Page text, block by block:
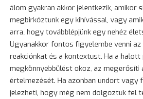
álom gyakran akkor jelentkezik, amikor
megbirkóztunk egy kihívással, vagy
arra, hogy továbblépjünk egy nehéz
Ugyanakkor fontos figyelembe venni az
reakciónkat és a kontextust. Ha a halott
megkönnyebbülést okoz, az megerősíti
értelmezését. Ha azonban undort vagy
jelezheti, hogy még nem dolgoztuk fel